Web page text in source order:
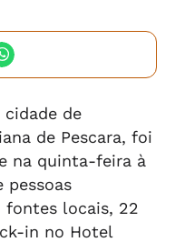
de
de Pescara, foi
na quinta-feira à
pessoas
fontes locais, 22
in no Hotel